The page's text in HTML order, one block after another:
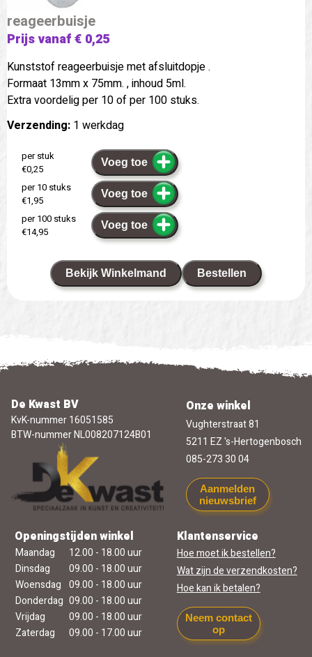
reageerbuisje
Prijs vanaf € 0,25
Kunststof reageerbuisje met afsluitdopje .
Formaat 13mm x 75mm. , inhoud 5ml.
Extra voordelig per 10 of per 100 stuks.
Verzending: 1 werkdag
per stuk
€0,25
Voeg toe
per 10 stuks
€1,95
Voeg toe
per 100 stuks
€14,95
Voeg toe
Bekijk Winkelmand Bestellen
De Kwast BV
KvK-nummer 16051585
BTW-nummer NL008207124B01
Onze winkel
Vughterstraat 81
5211 EZ 's-Hertogenbosch
085-273 30 04
Aanmelden
nieuwsbrief
Openingstijden winkel
Maandag
12.00 - 18.00 uur
Dinsdag
09.00 - 18.00 uur
Woensdag 09.00 - 18.00 uur
Donderdag 09.00 - 18.00 uur
Vrijdag
09.00 - 18.00 uur
Zaterdag
09.00 - 17.00 uur
Klantenservice
Hoe moet ik bestellen?
Wat zijn de verzendkosten?
Hoe kan ik betalen?
Neem contact
op